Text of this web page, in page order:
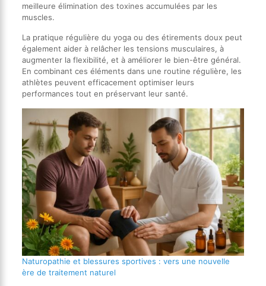
meilleure élimination des toxines accumulées par les
muscles.
La pratique régulière du yoga ou des étirements doux peut
également aider à relâcher les tensions musculaires, à
augmenter la flexibilité, et à améliorer le bien-être général.
En combinant ces éléments dans une routine régulière, les
athlètes peuvent efficacement optimiser leurs
performances tout en préservant leur santé.
Naturopathie et blessures sportives : vers une nouvelle
ère de traitement naturel